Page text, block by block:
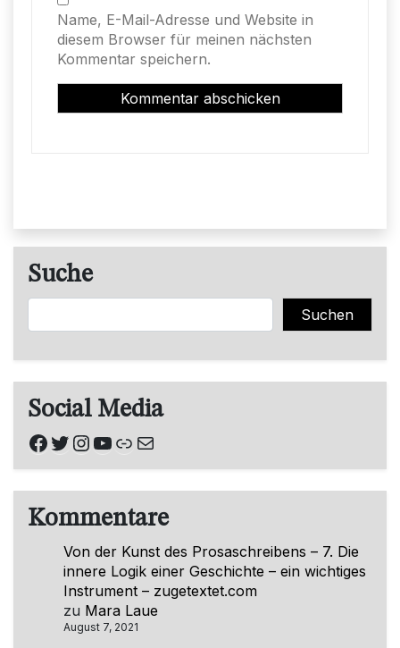
Name, E-Mail-Adresse und Website in
diesem Browser für meinen nächsten
Kommentar speichern.
Suche
Suchen Suchen
Social Media
Facebook
Twitter
Instagram
YouTube
Link
E-Mail
Kommentare
Von der Kunst des Prosaschreibens – 7. Die
innere Logik einer Geschichte – ein wichtiges
Instrument – zugetextet.com
zu Mara Laue
August 7, 2021